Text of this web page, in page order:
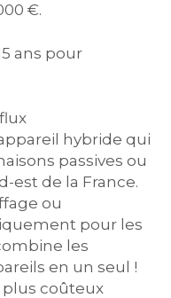
€.
ans pour
hybride qui
passives ou
est de la France.
ou
pour les
les
en un seul !
plus coûteux